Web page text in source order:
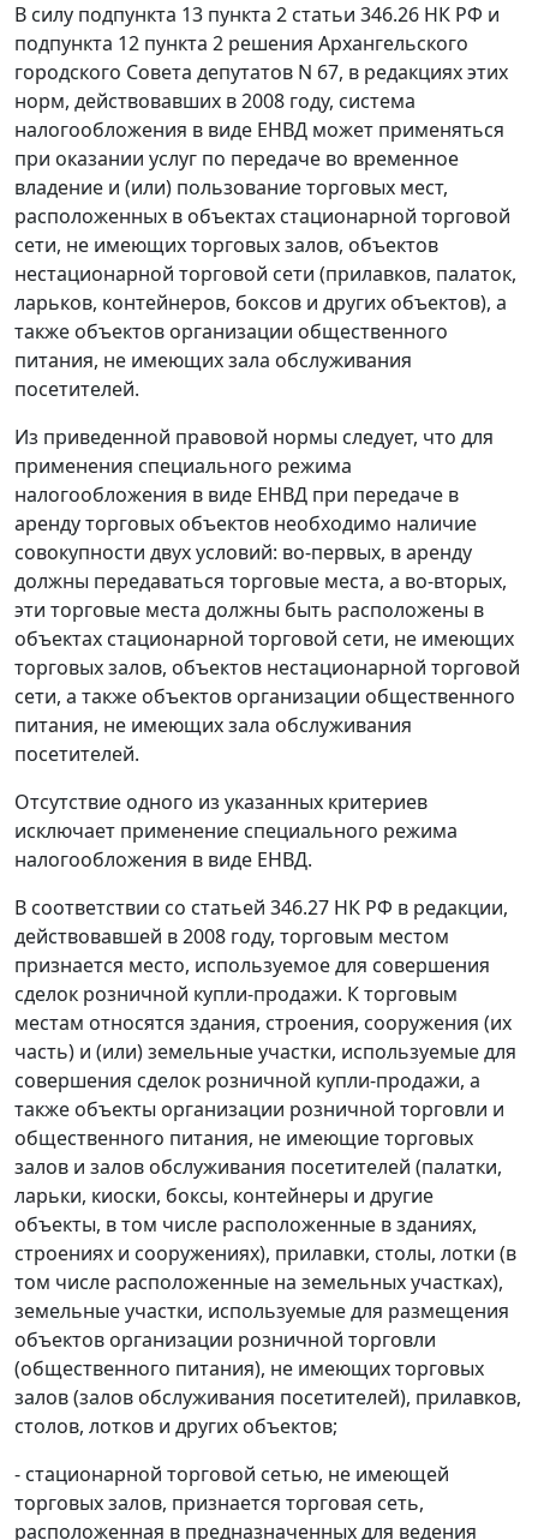
В силу подпункта 13 пункта 2 статьи 346.26 НК РФ и
подпункта 12 пункта 2 решения Архангельского
городского Совета депутатов N 67, в редакциях этих
норм, действовавших в 2008 году, система
налогообложения в виде ЕНВД может применяться
при оказании услуг по передаче во временное
владение и (или) пользование торговых мест,
расположенных в объектах стационарной торговой
сети, не имеющих торговых залов, объектов
нестационарной торговой сети (прилавков, палаток,
ларьков, контейнеров, боксов и других объектов), а
также объектов организации общественного
питания, не имеющих зала обслуживания
посетителей.
Из приведенной правовой нормы следует, что для
применения специального режима
налогообложения в виде ЕНВД при передаче в
аренду торговых объектов необходимо наличие
совокупности двух условий: во-первых, в аренду
должны передаваться торговые места, а во-вторых,
эти торговые места должны быть расположены в
объектах стационарной торговой сети, не имеющих
торговых залов, объектов нестационарной торговой
сети, а также объектов организации общественного
питания, не имеющих зала обслуживания
посетителей.
Отсутствие одного из указанных критериев
исключает применение специального режима
налогообложения в виде ЕНВД.
В соответствии со статьей 346.27 НК РФ в редакции,
действовавшей в 2008 году, торговым местом
признается место, используемое для совершения
сделок розничной купли-продажи. К торговым
местам относятся здания, строения, сооружения (их
часть) и (или) земельные участки, используемые для
совершения сделок розничной купли-продажи, а
также объекты организации розничной торговли и
общественного питания, не имеющие торговых
залов и залов обслуживания посетителей (палатки,
ларьки, киоски, боксы, контейнеры и другие
объекты, в том числе расположенные в зданиях,
строениях и сооружениях), прилавки, столы, лотки (в
том числе расположенные на земельных участках),
земельные участки, используемые для размещения
объектов организации розничной торговли
(общественного питания), не имеющих торговых
залов (залов обслуживания посетителей), прилавков,
столов, лотков и других объектов;
- стационарной торговой сетью, не имеющей
торговых залов, признается торговая сеть,
расположенная в предназначенных для ведения